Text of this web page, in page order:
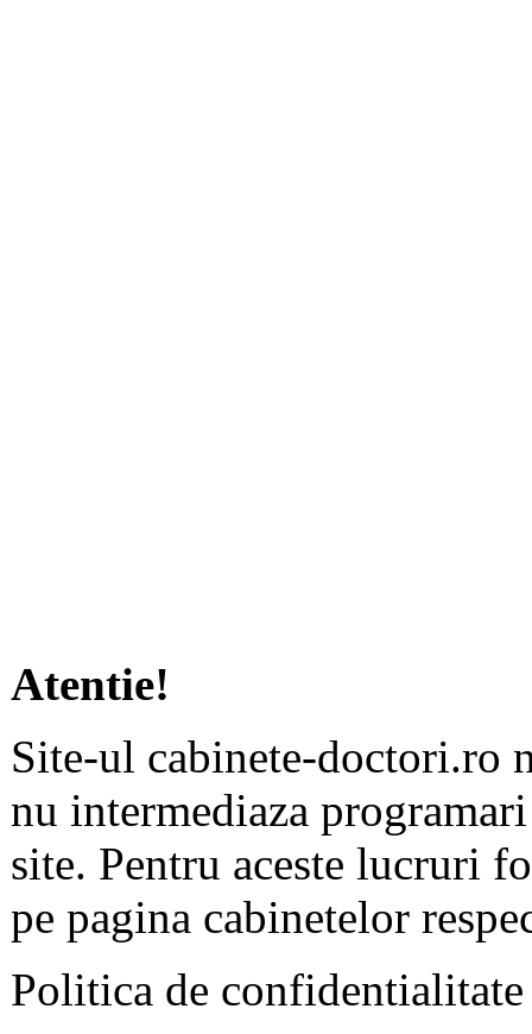
Atentie!
Site-ul cabinete-doctori.ro
nu intermediaza
site. Pentru aceste lucruri
pe pagina cabinetelor
Politica de confidentialitate